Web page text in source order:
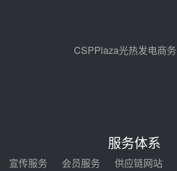
包项目熔盐介质
08-05 17:09
电机组灵活性改
采购合同
CSPPlaza光热发电商
服务体系
宣传服务 会员服务 供应链网站